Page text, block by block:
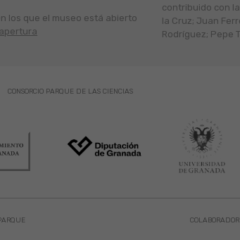
los que el museo está abierto
contribuido con
la Cruz; Juan
Rodríguez; Pepe
CONSORCIO PARQUE DE LAS CIENCIAS